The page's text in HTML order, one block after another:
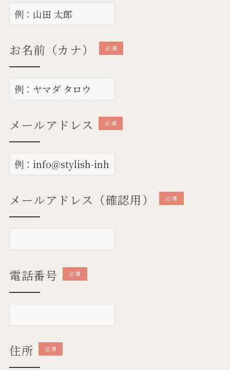
お名前（カナ） 必須
メールアドレス 必須
メールアドレス（確認用） 必須
電話番号 必須
住所 必須